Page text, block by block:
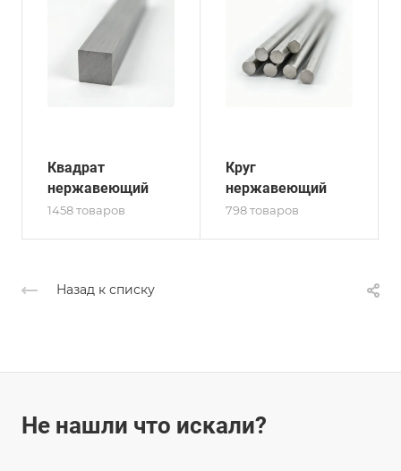
Квадрат
нержавеющий
1458 товаров
Круг
нержавеющий
798 товаров
Назад к списку
Не нашли что искали?